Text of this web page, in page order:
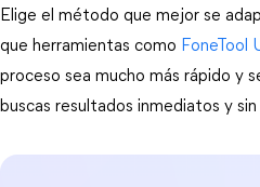
Elige el método que mejor se
que herramientas como FoneTool
proceso sea mucho más rápido y
buscas resultados inmediatos y